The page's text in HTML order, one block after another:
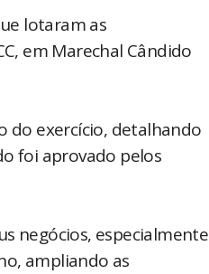
lotaram as
em Marechal Cândido
do exercício, detalhando
foi aprovado pelos
negócios, especialmente
ampliando as